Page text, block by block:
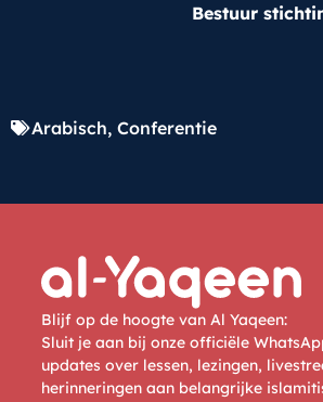
Bestuur
Arabisch, Conferentie
Blijf op de hoogte van Al Yaqeen:
Sluit je aan bij onze officiële
updates over lessen, lezingen,
herinneringen aan belangrijke